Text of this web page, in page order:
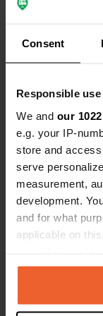
Consent
Responsible
We and our
e.g. your IP-
store and
serve
measurement,
development.
and for what
applicable on
any time from
the Privacy
Contatto
37017,